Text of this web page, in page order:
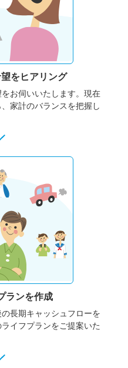
望をヒアリング
お伺いいたします。 現在
家計のバランスを把握し
ランを作成
長期キャッシュフローを
イフプランをご提案いた